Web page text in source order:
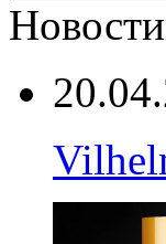
Новости